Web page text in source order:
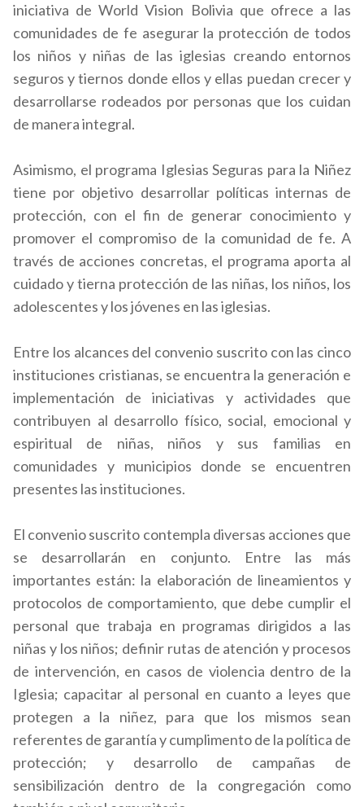
iniciativa de World Vision Bolivia que ofrece a las
comunidades de fe asegurar la protección de todos
los niños y niñas de las iglesias creando entornos
seguros y tiernos donde ellos y ellas puedan crecer y
desarrollarse rodeados por personas que los cuidan
de manera integral.
Asimismo, el programa Iglesias Seguras para la Niñez
tiene por objetivo desarrollar políticas internas de
protección, con el fin de generar conocimiento y
promover el compromiso de la comunidad de fe. A
través de acciones concretas, el programa aporta al
cuidado y tierna protección de las niñas, los niños, los
adolescentes y los jóvenes en las iglesias.
Entre los alcances del convenio suscrito con las cinco
instituciones cristianas, se encuentra la generación e
implementación de iniciativas y actividades que
contribuyen al desarrollo físico, social, emocional y
espiritual de niñas, niños y sus familias en
comunidades y municipios donde se encuentren
presentes las instituciones.
El convenio suscrito contempla diversas acciones que
se desarrollarán en conjunto. Entre las más
importantes están: la elaboración de lineamientos y
protocolos de comportamiento, que debe cumplir el
personal que trabaja en programas dirigidos a las
niñas y los niños; definir rutas de atención y procesos
de intervención, en casos de violencia dentro de la
Iglesia; capacitar al personal en cuanto a leyes que
protegen a la niñez, para que los mismos sean
referentes de garantía y cumplimento de la política de
protección; y desarrollo de campañas de
sensibilización dentro de la congregación como